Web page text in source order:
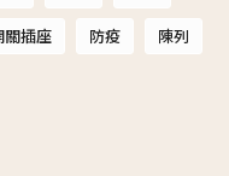
關插座 防疫
陳列